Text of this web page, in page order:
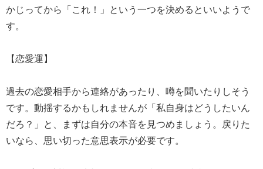
かじってから「これ！」という一つを決めるといいようで
す。
【恋愛運】
過去の恋愛相手から連絡があったり、噂を聞いたりしそう
です。動揺するかもしれませんが「私自身はどうしたいん
だろ？」と、まずは自分の本音を見つめましょう。戻りた
いなら、思い切った意思表示が必要です。